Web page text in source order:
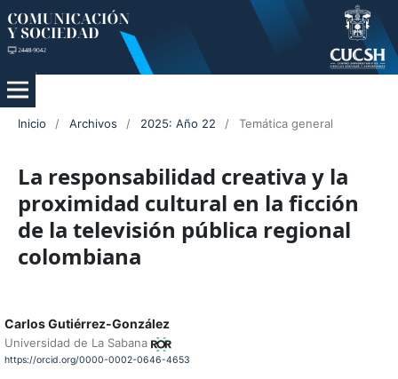
Inicio / Archivos / 2025: Año 22 / Temática general
La responsabilidad creativa y la
proximidad cultural en la ficción
de la televisión pública regional
colombiana
Carlos Gutiérrez-González
Universidad de La Sabana
https://orcid.org/0000-0002-0646-4653